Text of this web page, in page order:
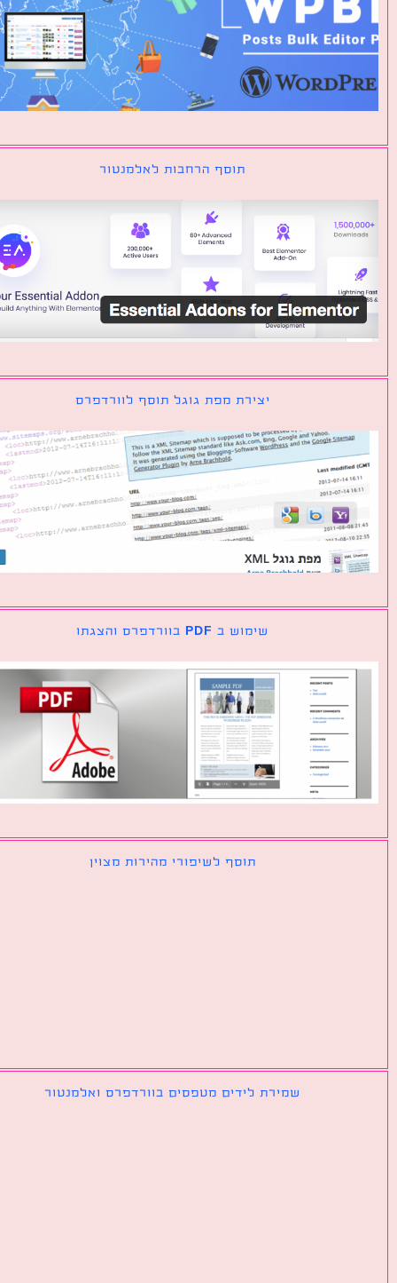
תוסף הרחבות לאלמנטור
יצירת מפת גוגל תוסף לוורדפרס
שימוש ב PDF בוורדפרס והצגתו
תוסף לשיפורי מהירות מצוין
שמירת לידים מטפסים בוורדפרס ואלמנטור